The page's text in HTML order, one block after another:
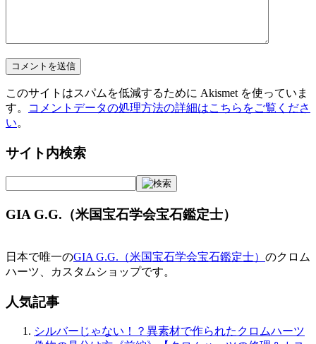
このサイトはスパムを低減するために Akismet を使っていま
す。
コメントデータの処理方法の詳細はこちらをご覧くださ
い。
サイト内検索
GIA G.G.（米国宝石学会宝石鑑定士）
日本で唯一のGIA G.G.（米国宝石学会宝石鑑定士） のクロム
ハーツ、カスタムショップです。
人気記事
シルバーじゃない！？異素材で作られたクロムハーツ